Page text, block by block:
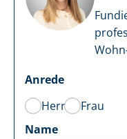
Anrede
Herr
Frau
Name